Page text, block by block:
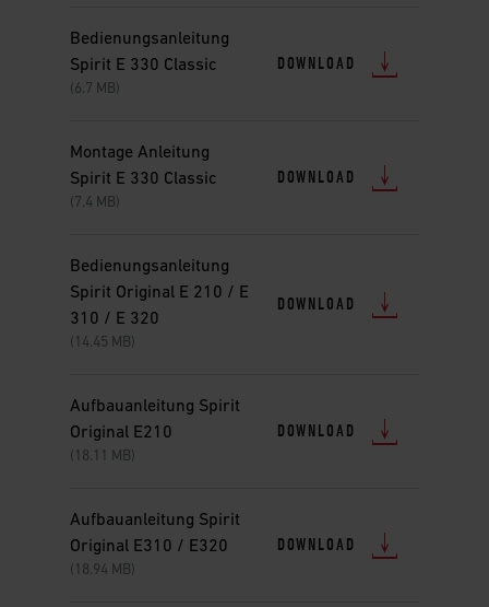
Bedienungsanleitung
Spirit E 330 Classic
(6.7 MB)
DOWNLOAD
Montage Anleitung
Spirit E 330 Classic
(7.4 MB)
DOWNLOAD
Bedienungsanleitung
Spirit Original E 210 / E
310 / E 320
(14.45 MB)
DOWNLOAD
Aufbauanleitung Spirit
Original E210
(18.11 MB)
DOWNLOAD
Aufbauanleitung Spirit
Original E310 / E320
(18.94 MB)
DOWNLOAD